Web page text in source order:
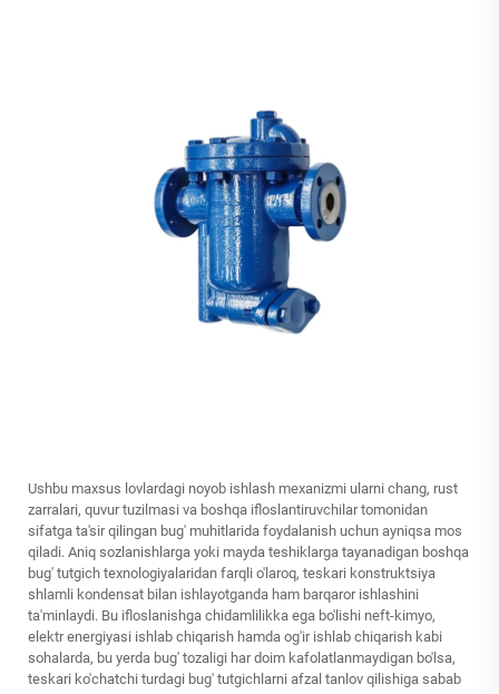
Ushbu maxsus lovlardagi noyob ishlash mexanizmi ularni chang, rust
zarralari, quvur tuzilmasi va boshqa ifloslantiruvchilar tomonidan
sifatga ta'sir qilingan bug' muhitlarida foydalanish uchun ayniqsa mos
qiladi. Aniq sozlanishlarga yoki mayda teshiklarga tayanadigan boshqa
bug' tutgich texnologiyalaridan farqli o'laroq, teskari konstruktsiya
shlamli kondensat bilan ishlayotganda ham barqaror ishlashini
ta'minlaydi. Bu ifloslanishga chidamlilikka ega bo'lishi neft-kimyo,
elektr energiyasi ishlab chiqarish hamda og'ir ishlab chiqarish kabi
sohalarda, bu yerda bug' tozaligi har doim kafolatlanmaydigan bo'lsa,
teskari ko'chatchi turdagi bug' tutgichlarni afzal tanlov qilishiga sabab